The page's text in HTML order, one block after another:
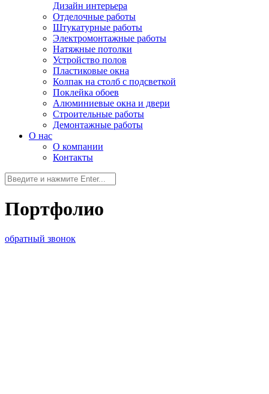
Дизайн интерьера
Отделочные работы
Штукатурные работы
Электромонтажные работы
Натяжные потолки
Устройство полов
Пластиковые окна
Колпак на столб с подсветкой
Поклейка обоев
Алюминиевые окна и двери
Строительные работы
Демонтажные работы
О нас
О компании
Контакты
Портфолио
обратный звонок